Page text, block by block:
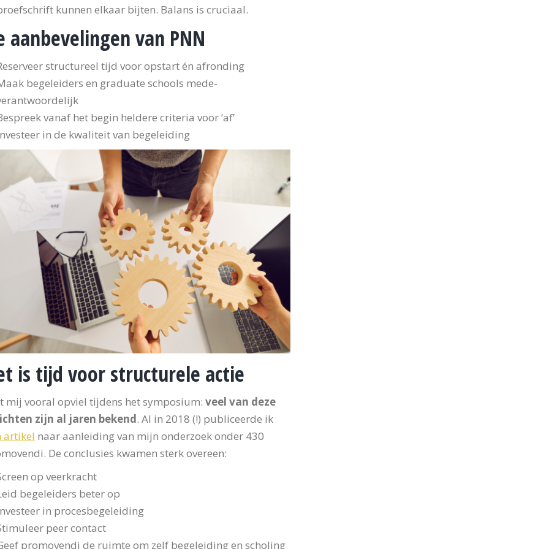
kunnen elkaar bijten. Balans is cruciaal.
aanbevelingen van PNN
structureel tijd voor opstart én afronding
begeleiders en graduate schools mede-
vanaf het begin heldere criteria voor ‘af’
in de kwaliteit van begeleiding
is tijd voor structurele actie
mij vooral opviel tijdens het symposium: veel van deze
zijn al jaren bekend. Al in 2018 (!) publiceerde ik
artikel naar aanleiding van mijn onderzoek onder 430
De conclusies kwamen sterk overeen:
op veerkracht
begeleiders beter op
in procesbegeleiding
peer contact
promovendi de ruimte om zelf begeleiding en scholing